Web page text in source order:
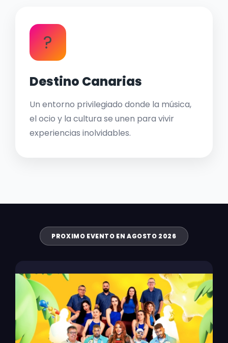
?
Destino Canarias
Un entorno privilegiado donde la música,
el ocio y la cultura se unen para vivir
experiencias inolvidables.
PROXIMO EVENTO EN AGOSTO 2026